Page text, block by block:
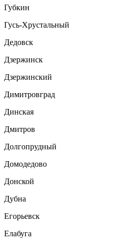
Губкин
Гусь-Хрустальный
Дедовск
Дзержинск
Дзержинский
Димитровград
Динская
Дмитров
Долгопрудный
Домодедово
Донской
Дубна
Егорьевск
Елабуга